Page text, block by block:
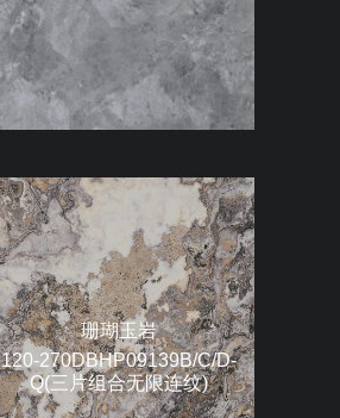
珊瑚玉岩
120-270DBHP09139B/C/D-
Q(三片组合无限连纹)